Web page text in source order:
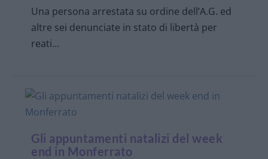
Una persona arrestata su ordine dell’A.G. ed
altre sei denunciate in stato di libertà per
reati...
Gli appuntamenti natalizi del week
end in Monferrato